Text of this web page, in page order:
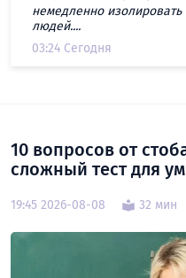
немедленно
людей....
03:24 Сегодня
10 вопросов от
сложный тест для
19:45 2026-08-08 32 мин